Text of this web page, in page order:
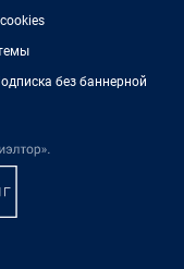
без баннерной